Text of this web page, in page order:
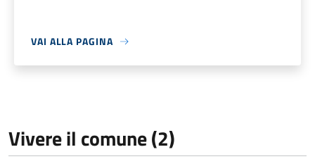
VAI ALLA PAGINA
Vivere il comune (2)